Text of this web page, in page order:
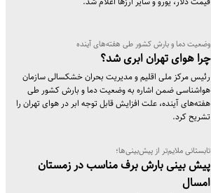
وضعیت دما و بارش کشور طی هفته‌های آینده
چرا هوای تهران ابری شد؟
رئیس مرکز ملی اقلیم و مدیریت بحران خشکسالی سازمان
هواشناسی ضمن اشاره به وضعیت دما و بارش کشور طی
هفته‌های آینده، علت افزایش قابل توجه ابر در هوای تهران را
تشریح کرد.
تابستانی ملایم‌تر از پیش‌بینی‌ها؛
پیش بینی بارش برف مناسب در زمستان
امسال